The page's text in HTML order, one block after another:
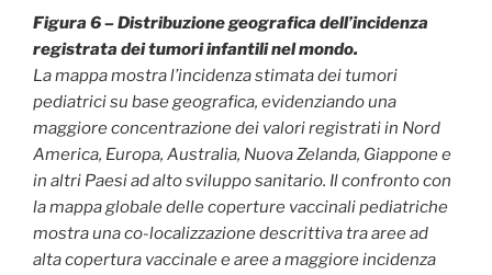
Figura 6 – Distribuzione geografica dell’incidenza
registrata dei tumori infantili nel mondo.
La mappa mostra l’incidenza stimata dei tumori
pediatrici su base geografica, evidenziando una
maggiore concentrazione dei valori registrati in Nord
America, Europa, Australia, Nuova Zelanda, Giappone e
in altri Paesi ad alto sviluppo sanitario. Il confronto con
la mappa globale delle coperture vaccinali pediatriche
mostra una co-localizzazione descrittiva tra aree ad
alta copertura vaccinale e aree a maggiore incidenza